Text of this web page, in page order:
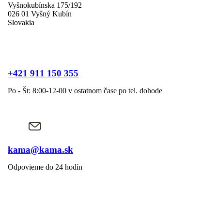
Vyšnokubínska 175/192
026 01 Vyšný Kubín
Slovakia
+421 911 150 355
Po - Št: 8:00-12-00 v ostatnom čase po tel. dohode
kama@kama.sk
Odpovieme do 24 hodín